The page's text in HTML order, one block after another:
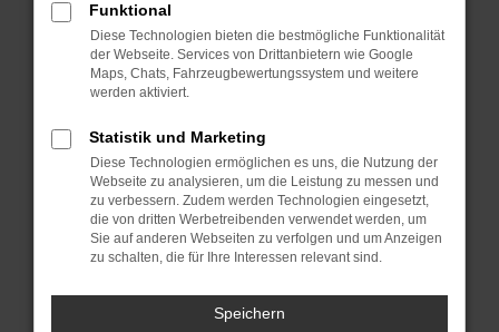
Laden andere Webseiten, zum Beispiel
deine Suchmaschine?
Prüfe deine Browsererweiterungen.
Manche Erweiterungen, wie Werbeblocker,
können das Laden bestimmter Seiten
verhindern. Funktioniert die Seite in einem
anderen Browser oder in einem privaten
Fenster?
Starte dein Gerät neu.
vorübergehende Probleme zu beheben.
Funktional
Diese Technologien bieten die bestmögliche Funktionalität
der Webseite. Services von Drittanbietern wie Google
Maps, Chats, Fahrzeugbewertungssystem und weitere
werden aktiviert.
Statistik und Marketing
Diese Technologien ermöglichen es uns, die Nutzung der
Webseite zu analysieren, um die Leistung zu messen und
zu verbessern. Zudem werden Technologien eingesetzt,
die von dritten Werbetreibenden verwendet werden, um
Sie auf anderen Webseiten zu verfolgen und um Anzeigen
zu schalten, die für Ihre Interessen relevant sind.
Speichern